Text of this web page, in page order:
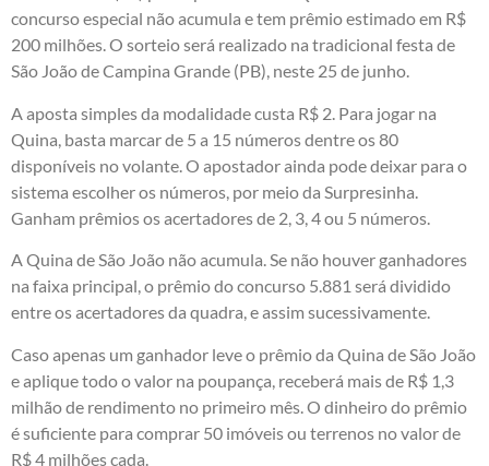
concurso especial não acumula e tem prêmio estimado em R$
200 milhões. O sorteio será realizado na tradicional festa de
São João de Campina Grande (PB), neste 25 de junho.
A aposta simples da modalidade custa R$ 2. Para jogar na
Quina, basta marcar de 5 a 15 números dentre os 80
disponíveis no volante. O apostador ainda pode deixar para o
sistema escolher os números, por meio da Surpresinha.
Ganham prêmios os acertadores de 2, 3, 4 ou 5 números.
A Quina de São João não acumula. Se não houver ganhadores
na faixa principal, o prêmio do concurso 5.881 será dividido
entre os acertadores da quadra, e assim sucessivamente.
Caso apenas um ganhador leve o prêmio da Quina de São João
e aplique todo o valor na poupança, receberá mais de R$ 1,3
milhão de rendimento no primeiro mês. O dinheiro do prêmio
é suficiente para comprar 50 imóveis ou terrenos no valor de
R$ 4 milhões cada.